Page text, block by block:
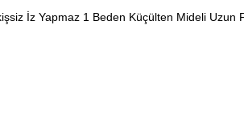
İz Yapmaz 1 Beden Küçülten Mideli Uzun